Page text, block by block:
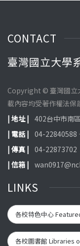
CONTACT
臺灣國立大學
Copyright © 臺灣國立
載內容均受著作權法保
| 地址 | 402台中市南
| 電話 | 04-
| 傳真 | 04-22873702
| 信箱 |
LINKS
各校特色中心
各校圖書館 Libraries